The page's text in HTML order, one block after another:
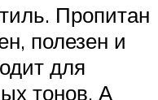
Пропитан
полезен и
для
тонов. А